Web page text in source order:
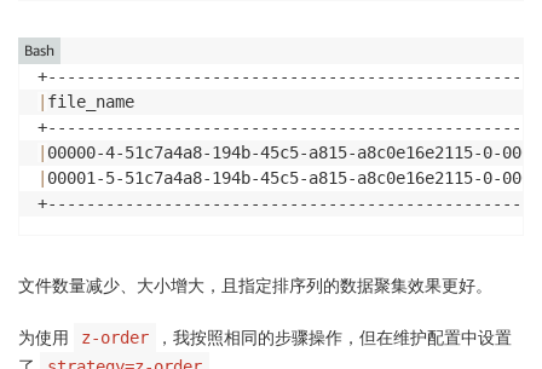
00000-4-51c7a4a8-194b-45c5-a815-a8c0e16e2115-0-
00001-5-51c7a4a8-194b-45c5-a815-a8c0e16e2115-0-
Bash
文件数量减少、大小增大，且指定排序列的数据聚集效果更好。
为使用 z-order
，我按照相同的步骤操作，但在维护配置中设置